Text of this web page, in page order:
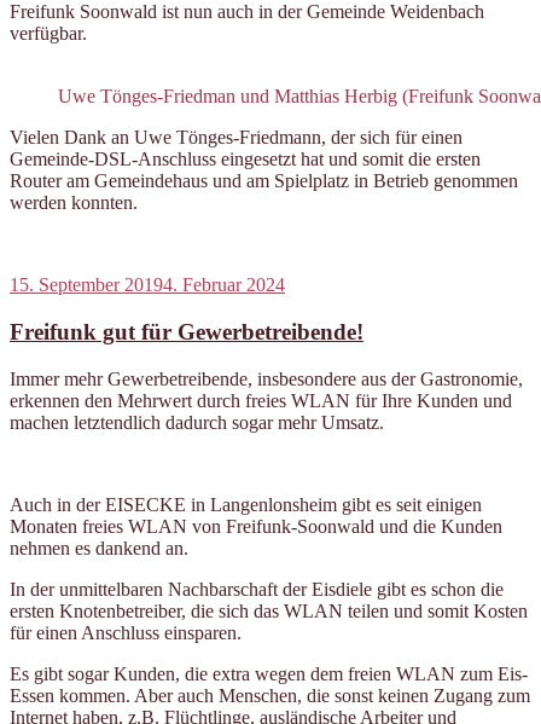
Freifunk Soonwald ist nun auch in der Gemeinde Weidenbach
verfügbar.
Uwe Tönges-Friedman und Matthias Herbig (Freifunk
Vielen Dank an Uwe Tönges-Friedmann, der sich für einen
Gemeinde-DSL-Anschluss eingesetzt hat und somit die ersten
Router am Gemeindehaus und am Spielplatz in Betrieb genommen
werden konnten.
Veröffentlicht
15. September 20194. Februar 2024
Freifunk gut für Gewerbetreibende!
Immer mehr Gewerbetreibende, insbesondere aus der Gastronomie,
erkennen den Mehrwert durch freies WLAN für Ihre Kunden und
machen letztendlich dadurch sogar mehr Umsatz.
Auch in der EISECKE in Langenlonsheim gibt es seit einigen
Monaten freies WLAN von Freifunk-Soonwald und die Kunden
nehmen es dankend an.
In der unmittelbaren Nachbarschaft der Eisdiele gibt es schon die
ersten Knotenbetreiber, die sich das WLAN teilen und somit Kosten
für einen Anschluss einsparen.
Es gibt sogar Kunden, die extra wegen dem freien WLAN zum Eis-
Essen kommen. Aber auch Menschen, die sonst keinen Zugang zum
Internet haben, z.B. Flüchtlinge, ausländische Arbeiter und